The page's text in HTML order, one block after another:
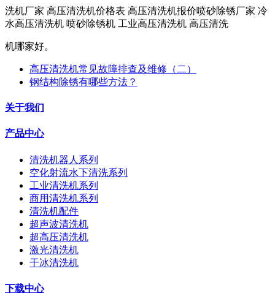
洗机厂家 高压清洗机价格表 高压清洗机报价喷砂除锈厂家 冷
水高压清洗机 喷砂除锈机 工业高压清洗机 高压清洗
机哪家好。
高压清洗机常见故障排查及维修（二）
钢结构除锈有哪些方法？
关于我们
产品中心
清洗机器人系列
空化射流水下清洗系列
工业清洗机系列
商用清洗机系列
清洗机配件
超声波清洗机
超高压清洗机
激光清洗机
干冰清洗机
下载中心